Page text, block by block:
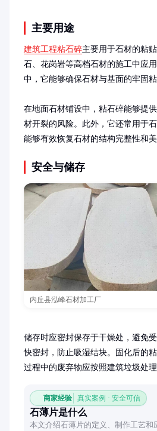
主要用途
建筑工程粘石碎主要用于石材的粘
石、花岗岩等高档石材的施工中应
中，它能够确保石材与基面的牢固
在地面石材铺设中，粘石碎能够提
材开裂的风险。此外，它还常用于
能够有效恢复石材的结构完整性和美
安全与储存
内丘县泓峰石材加工厂
储存时应密封保存于干燥处，避免
快密封，防止吸湿结块。固化后的
过程中的废弃物应按照建筑垃圾处理
商家经验 真实案例 · 安全可信
石薄片是什么
本文介绍石薄片的定义、制作工艺和